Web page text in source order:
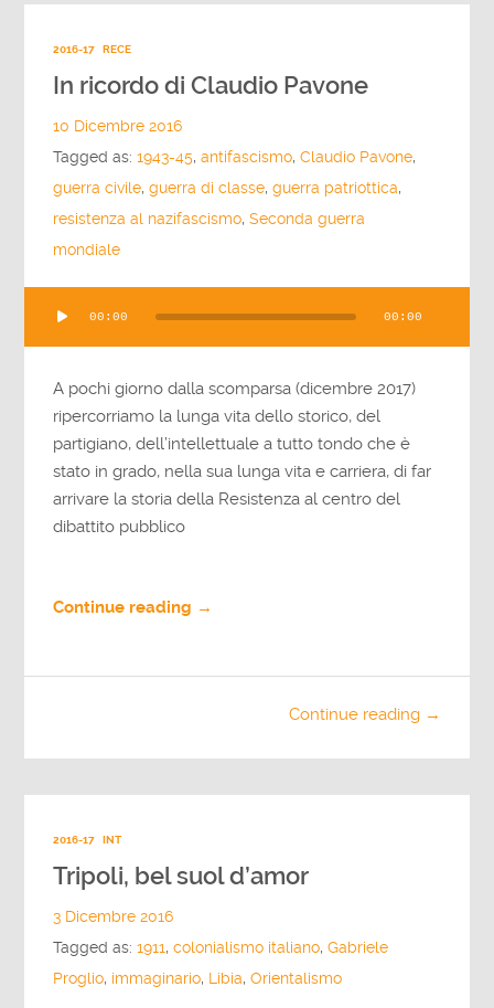
2016-17 RECE
In ricordo di Claudio Pavone
10 Dicembre 2016
Tagged as:1943-45,antifascismo,Claudio Pavone,
guerra civile,guerra di classe,guerra patriottica,
resistenza al nazifascismo,Seconda guerra
mondiale
Player
00:00 00:00
A pochi giorno dalla scomparsa (dicembre 2017)
ripercorriamo la lunga vita dello storico, del
partigiano, dell’intellettuale a tutto tondo che è
stato in grado, nella sua lunga vita e carriera, di far
arrivare la storia della Resistenza al centro del
dibattito pubblico
Continue reading →
Continue reading →
2016-17 INT
Tripoli, bel suol d’amor
3 Dicembre 2016
Tagged as:1911,colonialismo italiano,Gabriele
Proglio, immaginario, Libia,Orientalismo